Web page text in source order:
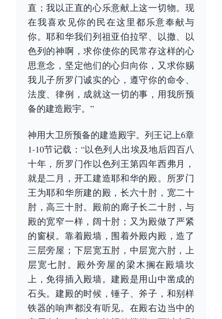
直；我以正直的心乐意献上这一切物。现
在我喜欢见你的民在这里都乐意奉献与
你。耶和华我们列祖亚伯拉罕、以撒、以
色列的神啊，求你使你的民常存这样的心
思意念，坚定他们的心归向你，又求你赐
我儿子所罗门诚实的心，遵守你的命令、
法度、律例，成就这一切的事，用我所预
备的建造殿宇。”
神用大卫所预备的建造殿宇。列王记上6章
1-10节记载：“以色列人出埃及地后四百八
十年，所罗门作以色列王第四年西弗月，
就是二月，开工建造耶和华的殿。所罗门
王为耶和华所建的殿，长六十肘，宽二十
肘，高三十肘。殿前的廊子长二十肘，与
殿的宽窄一样，阔十肘；又为殿做了严紧
的窗棂。靠着殿墙，围着外殿内殿，造了
三层旁屋；下层宽五肘，中层宽六肘，上
层宽七肘。殿外旁屋的梁木搁在殿墙坎
上，免得插入殿墙。建殿是用山中凿成的
石头。建殿的时候，锤子、斧子，和别样
铁器的响声都没有听见。在殿右边当中的